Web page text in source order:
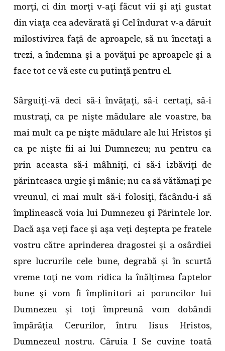
morţi, ci din morţi v-aţi făcut vii şi aţi gustat
din viaţa cea adevărată şi Cel îndurat v-a dăruit
milostivirea faţă de aproapele, să nu încetaţi a
trezi, a îndemna şi a povăţui pe aproapele şi a
face tot ce vă este cu putinţă pentru el.
Sârguiţi-vă deci să-i învăţaţi, să-i certaţi, să-i
mustraţi, ca pe nişte mădulare ale voastre, ba
mai mult ca pe nişte mădulare ale lui Hristos şi
ca pe nişte fii ai lui Dumnezeu; nu pentru ca
prin aceasta să-i mâhniţi, ci să-i izbăviţi de
părinteasca urgie şi mânie; nu ca să vătămaţi pe
vreunul, ci mai mult să-i folosiţi, făcându-i să
împlinească voia lui Dumnezeu şi Părintele lor.
Dacă aşa veţi face şi aşa veţi deştepta pe fratele
vostru către aprinderea dragostei şi a osârdiei
spre lucrurile cele bune, degrabă şi în scurtă
vreme toţi ne vom ridica la înălţimea faptelor
bune şi vom fi împlinitori ai poruncilor lui
Dumnezeu şi toţi împreună vom dobândi
împărăţia Cerurilor, întru Iisus Hristos,
Dumnezeul nostru. Căruia I Se cuvine toată